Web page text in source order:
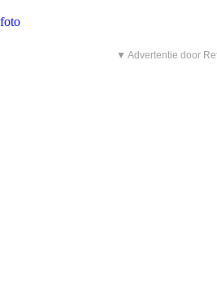
foto
▼ Advertentie door